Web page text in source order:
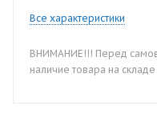
Все характеристики
ВНИМАНИЕ!!! Перед
наличие товара на складе